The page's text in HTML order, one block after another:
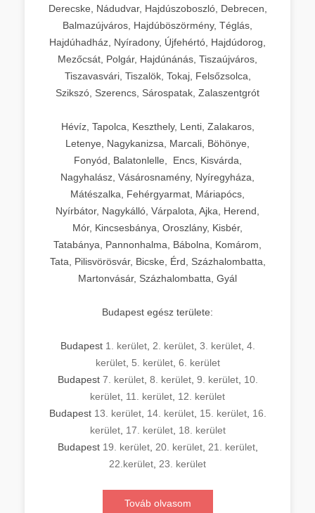
Derecske, Nádudvar, Hajdúszoboszló, Debrecen,
Balmazújváros, Hajdúböszörmény, Téglás,
Hajdúhadház, Nyíradony, Újfehértó, Hajdúdorog,
Mezőcsát, Polgár, Hajdúnánás, Tiszaújváros,
Tiszavasvári, Tiszalök, Tokaj, Felsőzsolca,
Szikszó, Szerencs, Sárospatak, Zalaszentgrót
Hévíz, Tapolca, Keszthely, Lenti, Zalakaros,
Letenye, Nagykanizsa, Marcali, Böhönye,
Fonyód, Balatonlelle, Encs, Kisvárda,
Nagyhalász, Vásárosnamény, Nyíregyháza,
Mátészalka, Fehérgyarmat, Máriapócs,
Nyírbátor, Nagykálló, Várpalota, Ajka, Herend,
Mór, Kincsesbánya, Oroszlány, Kisbér,
Tatabánya, Pannonhalma, Bábolna, Komárom,
Tata, Pilisvörösvár, Bicske, Érd, Százhalombatta,
Martonvásár, Százhalombatta, Gyál
Budapest egész területe:
Budapest 1. kerület, 2. kerület, 3. kerület, 4.
kerület, 5. kerület, 6. kerület
Budapest 7. kerület, 8. kerület, 9. kerület, 10.
kerület 11. kerület 12. kerület
Budapest 13. kerület, 14. kerület, 15. kerület, 16.
kerület, 17. kerület, 18. kerület
Budapest 19. kerület, 20. kerület, 21. kerület,
22.kerület 23. kerület
Továb olvasom